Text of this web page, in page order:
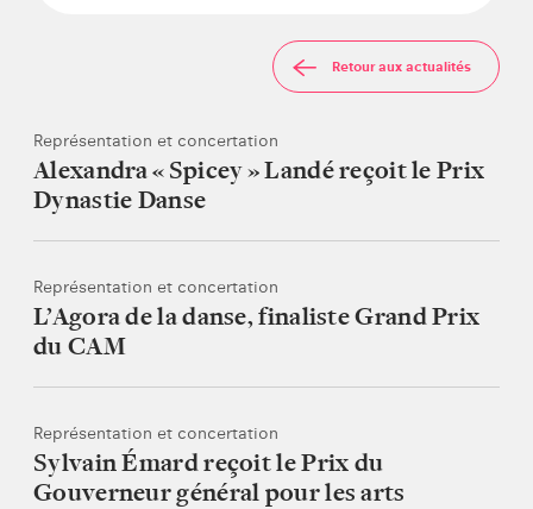
Retour aux actualités
Représentation et concertation
Alexandra « Spicey » Landé reçoit le Prix
Dynastie Danse
Représentation et concertation
L’Agora de la danse, finaliste Grand Prix
du CAM
Représentation et concertation
Sylvain Émard reçoit le Prix du
Gouverneur général pour les arts